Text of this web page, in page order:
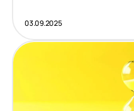
03.09.2025